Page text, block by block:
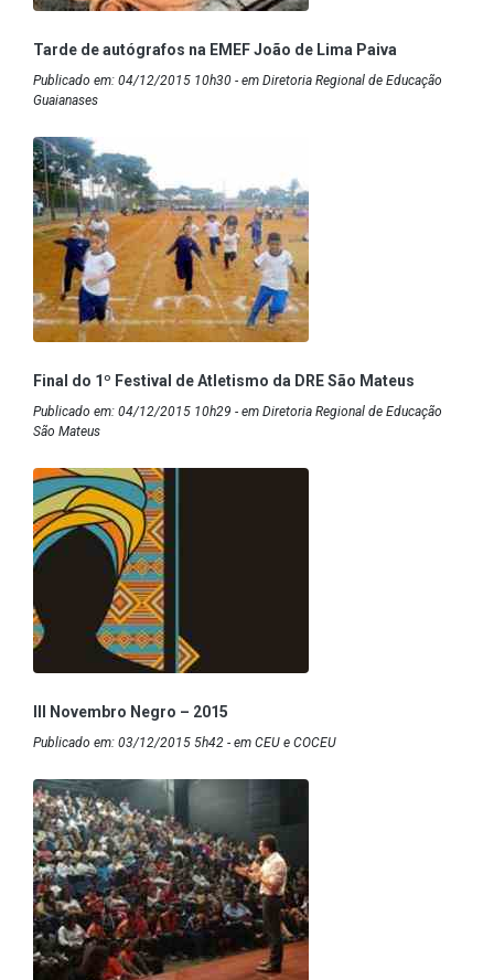
Tarde de autógrafos na EMEF João de Lima Paiva
Publicado em: 04/12/2015 10h30 - em Diretoria Regional de Educação
Guaianases
Final do 1º Festival de Atletismo da DRE São Mateus
Publicado em: 04/12/2015 10h29 - em Diretoria Regional de Educação
São Mateus
III Novembro Negro – 2015
Publicado em: 03/12/2015 5h42 - em CEU e COCEU